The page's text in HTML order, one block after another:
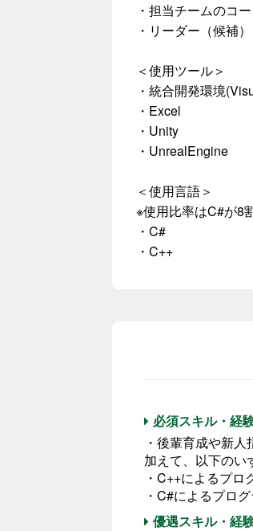
・担当チームのコ
・リーダー（候補
＜使用ツール＞
・統合開発環境
・Excel
・Unity
・UnrealEngine
＜使用言語＞
※使用比率はC#が8
・C#
・C++
必須スキル・経
・後輩育成や新
加えて、以下のい
・C++によるプロ
・C#によるプロ
優遇スキル・経